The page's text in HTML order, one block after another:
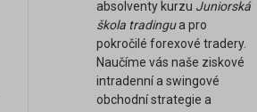
absolventy kurzu Juniorská
škola tradingua pro
pokročilé forexové tradery.
Naučíme vás naše ziskové
intradenní a swingové
obchodní strategie a